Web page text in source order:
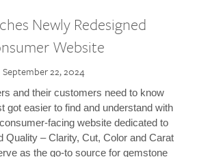
Newly Redesigned
Website
September 22, 2024
and their customers need to know
got easier to find and understand with
facing website dedicated to
Quality – Clarity, Cut, Color and Carat
as the go-to source for gemstone